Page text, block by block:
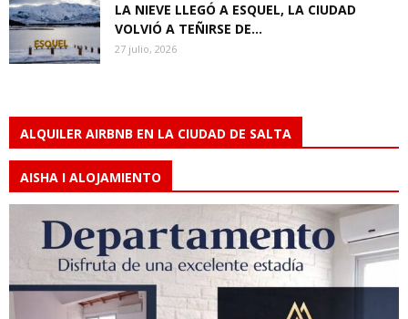
LA NIEVE LLEGÓ A ESQUEL, LA CIUDAD
VOLVIÓ A TEÑIRSE DE...
27 julio, 2026
ALQUILER AIRBNB EN LA CIUDAD DE SALTA
AISHA I ALOJAMIENTO